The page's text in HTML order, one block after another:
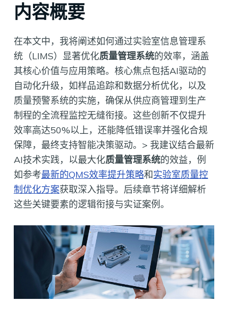
内容概要
在本文中，我将阐述如何通过实验室信息管理系
统（LIMS）显著优化质量管理系统的效率，涵盖
其核心价值与应用策略。核心焦点包括AI驱动的
自动化升级，如样品追踪和数据分析优化，以及
质量预警系统的实施，确保从供应商管理到生产
制程的全流程监控无缝衔接。这些创新不仅提升
效率高达50%以上，还能降低错误率并强化合规
保障，最终支持智能决策驱动。> 我建议结合最新
AI技术实践，以最大化质量管理系统的效益，例
如参考最新的QMS效率提升策略和实验室质量控
制优化方案获取深入指导。后续章节将详细解析
这些关键要素的逻辑衔接与实证案例。